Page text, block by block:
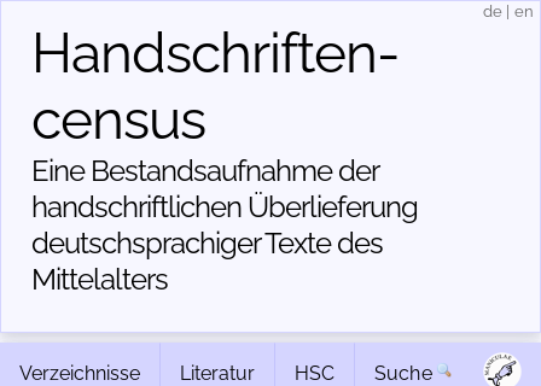
Handschriften­
census
Eine Bestandsaufnahme der
handschriftlichen Über­lieferung
deutschsprachiger Texte des
Mittelalters
de en
Verzeichnisse Literatur HSC Suche